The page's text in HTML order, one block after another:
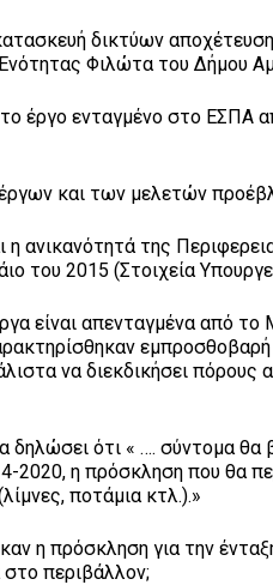
δικτύων
Φιλώτα του Δήμου
έργο ενταγμένο στο ΕΣΠΑ
και των μελετών
ανικανότητά της
του 2015 (Στοιχεία
είναι απενταγμένα από
να διεκδικήσει
δηλώσει ότι « …. σύντομα
2020, η πρόσκληση που θα
ποτάμια κτλ.).»
η πρόσκληση για την
στο περιβάλλον;